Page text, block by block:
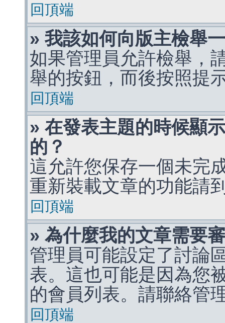
回頂端
» 我該如何向版主檢舉
如果管理員允許檢舉，
舉的按鈕，而後按照提
回頂端
» 在發表主題的時候顯
的？
這允許您保存一個未完
重新裝載文章的功能請
回頂端
» 為什麼我的文章需要
管理員可能設定了討論
表。這也可能是因為您
的會員列表。請聯絡管
回頂端